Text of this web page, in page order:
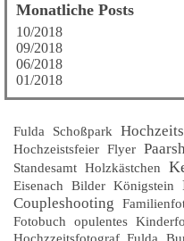
Monatliche Posts
10/2018
09/2018
06/2018
01/2018
Fulda Schoßpark
Hochzeistsfeier Flyer
Standesamt Holzkästchen
Eisenach Bilder Königstein
Coupleshooting
Fotobuch opulentes
Hochzzeitsfotograf_Fulda